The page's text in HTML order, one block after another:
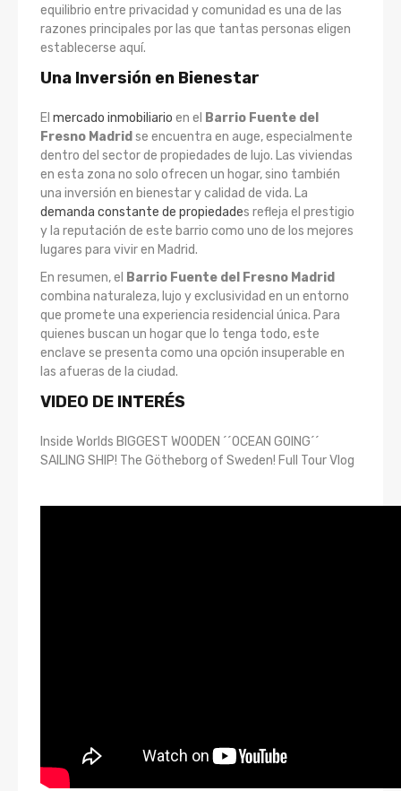
equilibrio entre privacidad y comunidad es una de las
razones principales por las que tantas personas eligen
establecerse aquí.
Una Inversión en Bienestar
El mercado inmobiliario en el Barrio Fuente del
Fresno Madrid se encuentra en auge, especialmente
dentro del sector de propiedades de lujo. Las viviendas
en esta zona no solo ofrecen un hogar, sino también
una inversión en bienestar y calidad de vida. La
demanda constante de propiedades refleja el prestigio
y la reputación de este barrio como uno de los mejores
lugares para vivir en Madrid.
En resumen, el Barrio Fuente del Fresno Madrid
combina naturaleza, lujo y exclusividad en un entorno
que promete una experiencia residencial única. Para
quienes buscan un hogar que lo tenga todo, este
enclave se presenta como una opción insuperable en
las afueras de la ciudad.
VIDEO DE INTERÉS
Inside Worlds BIGGEST WOODEN ´´OCEAN GOING´´
SAILING SHIP! The Götheborg of Sweden! Full Tour Vlog